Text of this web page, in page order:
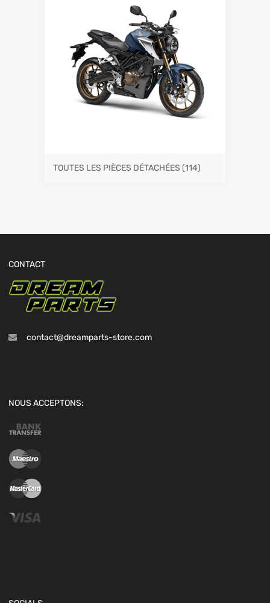
TOUTES LES PIÈCES DÉTACHÉES (114)
CONTACT
contact@dreamparts-store.com
NOUS ACCEPTONS: